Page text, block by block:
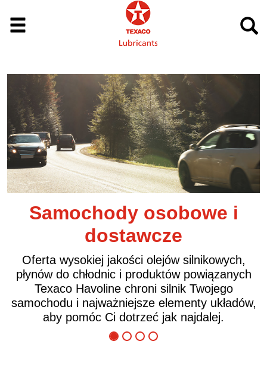
Samochody
autobusy
Zaawansowane produkty Texaco Delo
zapewniają wysoki poziom ochrony
skrzyni biegów oraz optymalną
paliwa. Niezależnie od tego, czy chodzi
obniżenie kosztów eksploatacji czy też
ograniczenie przestojów, Texaco Delo